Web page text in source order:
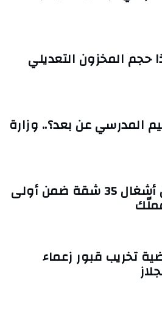
حجم المخزون التعديلي
المدرسي عن بعد؟.. وزارة
صفاقس/ انطلاق أشغال 35 شقة ضمن أولى
تخريب قبور زعماء